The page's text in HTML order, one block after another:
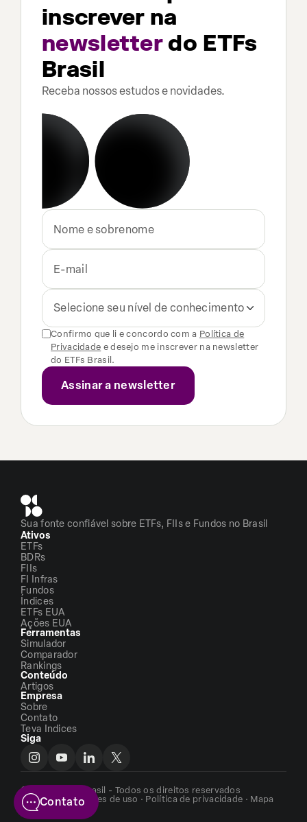
inscrever na
newsletterdo ETFs
Brasil
Receba nossos estudos e novidades.
Selecione seu nível de conhecimento
Confirmo que li e concordo com a Política de
Privacidade e desejo me inscrever na newsletter
do ETFs Brasil.
Sua fonte confiável sobre ETFs, FIIs e Fundos no Brasil
Ativos
ETFs
BDRs
FIIs
FI Infras
Fundos
Índices
ETFs EUA
Ações EUA
Ferramentas
Simulador
Comparador
Rankings
Conteúdo
Artigos
Empresa
Sobre
Contato
Teva Indices
Siga
©2026 - ETFs Brasil - Todos os direitos reservados
Termos e condições de uso · Política de privacidade · Mapa
do siteContato